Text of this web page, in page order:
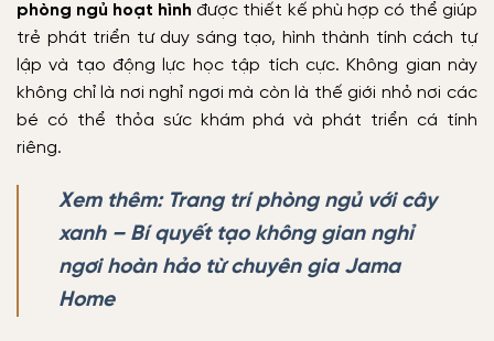
phòng ngủ hoạt hình được thiết kế phù hợp có thể giúp
trẻ phát triển tư duy sáng tạo, hình thành tính cách tự
lập và tạo động lực học tập tích cực. Không gian này
không chỉ là nơi nghỉ ngơi mà còn là thế giới nhỏ nơi các
bé có thể thỏa sức khám phá và phát triển cá tính
riêng.
Xem thêm: Trang trí phòng ngủ với cây
xanh – Bí quyết tạo không gian nghỉ
ngơi hoàn hảo từ chuyên gia Jama
Home